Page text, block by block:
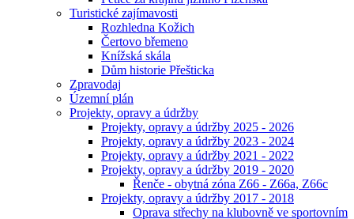
Turistické zajímavosti
Rozhledna Kožich
Čertovo břemeno
Knížská skála
Dům historie Přešticka
Zpravodaj
Územní plán
Projekty, opravy a údržby
Projekty, opravy a údržby 2025 - 2026
Projekty, opravy a údržby 2023 - 2024
Projekty, opravy a údržby 2021 - 2022
Projekty, opravy a údržby 2019 - 2020
Řenče - obytná zóna Z66 - Z66a, Z66c
Projekty, opravy a údržby 2017 - 2018
Oprava střechy na klubovně ve sportovním